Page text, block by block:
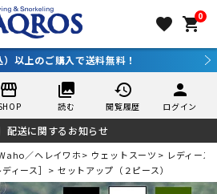
favorite 0
shopping_cart
で10％OFF！詳しくはコチラ ＞
storefront collections
読む
history
閲覧履歴
person
ログイン
配送に関するお知らせ
／ヘレイワホ ウェットスーツ
レディース
ディース］ セットアップ（２ピース）